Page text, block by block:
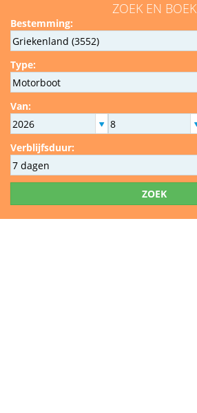
ZOEK EN BOEK
Bestemming:
Type:
Van:
Verblijfsduur:
ZOEK